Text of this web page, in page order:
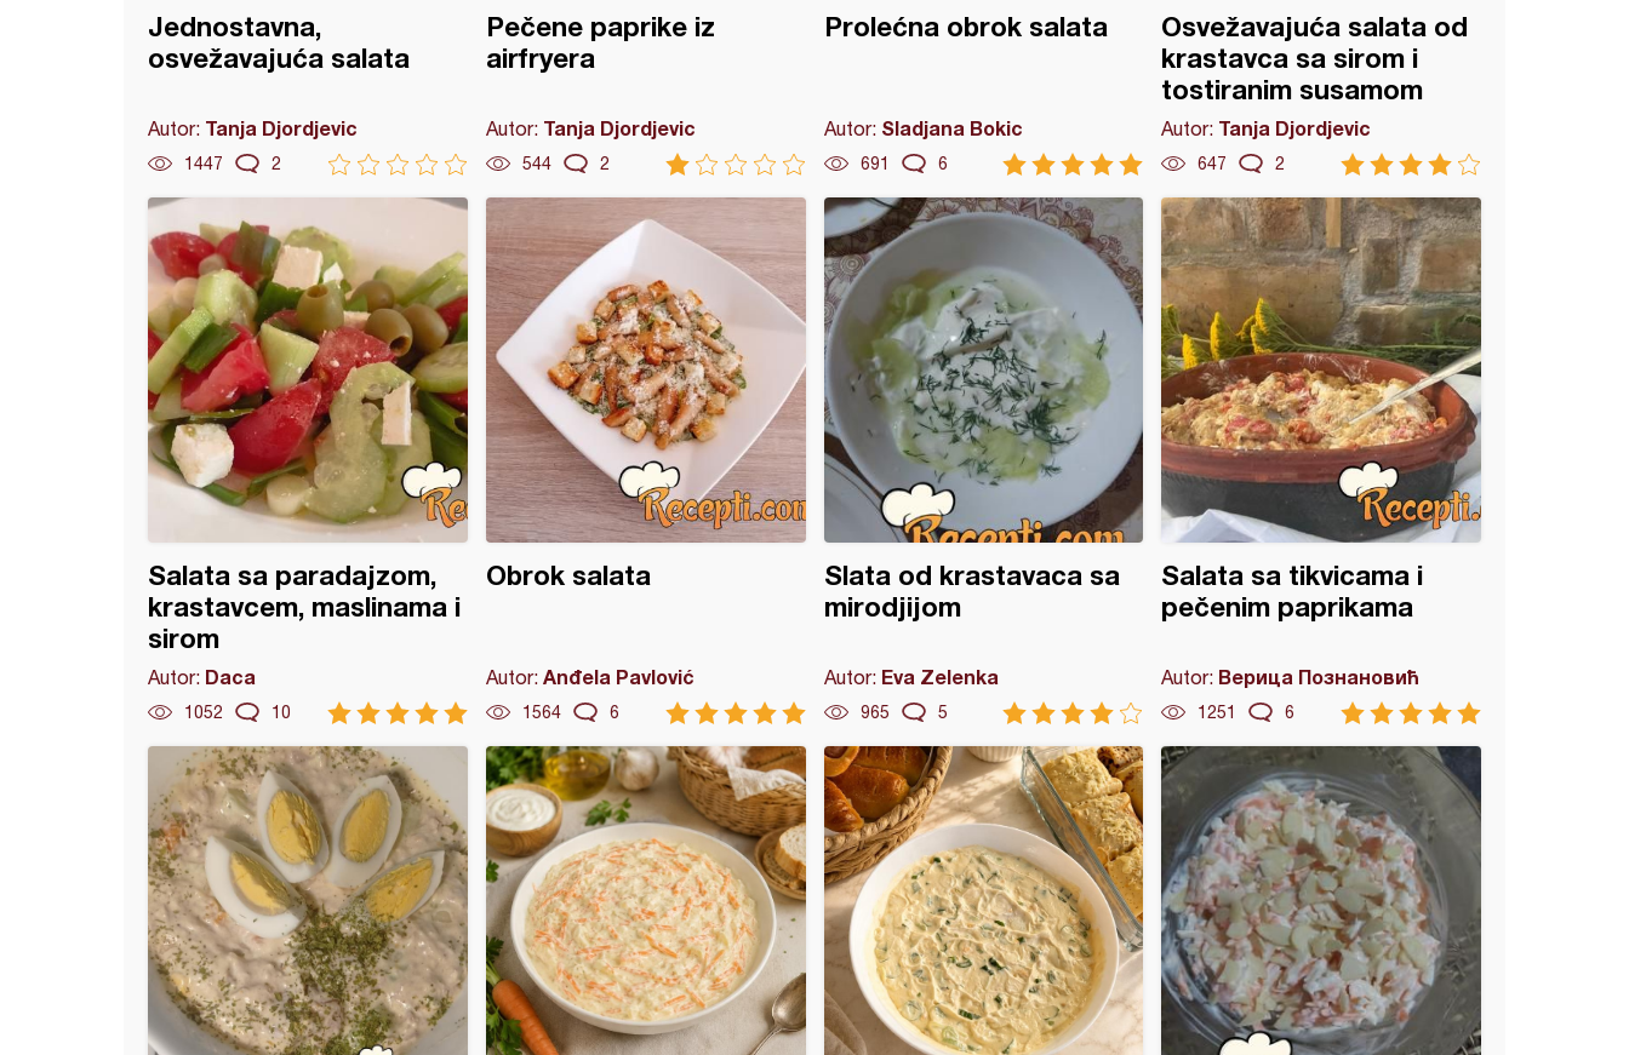
Jednostavna,
osvežavajuća salata
Autor: Tanja Djordjevic
1447 2
Pečene paprike iz
airfryera
Autor: Tanja Djordjevic
544 2
Prolećna obrok salata
Autor: Sladjana Bokic
691 6
Osvežavajuća salata od
krastavca sa sirom i
tostiranim susamom
Autor: Tanja Djordjevic
647 2
Salata sa paradajzom,
krastavcem, maslinama i
sirom
Autor: Daca
1052 10
Obrok salata
Autor: Anđela Pavlović
1564 6
Slata od krastavaca sa
mirodjijom
Autor: Eva Zelenka
965 5
Salata sa tikvicama i
pečenim paprikama
Autor: Верица Познановић
1251 6
sa tikvicama i pečenim paprikama